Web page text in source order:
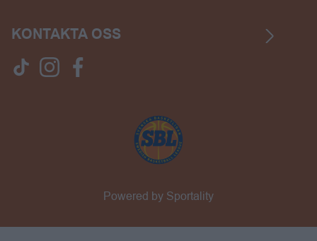
KONTAKTA OSS
Powered by Sportality